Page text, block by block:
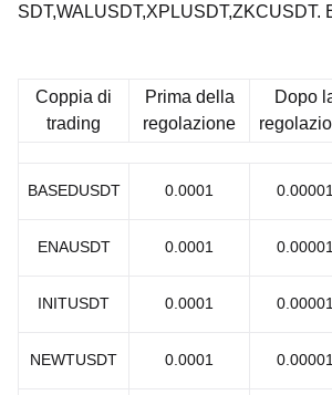
SDT,WALUSDT,XPLUSDT,ZKCUSDT.
Coppia di
trading
Prima della
regolazione
Dopo
BASEDUSDT 0.0001 0.00001
ENAUSDT 0.0001 0.00001
INITUSDT 0.0001 0.00001
NEWTUSDT 0.0001 0.00001